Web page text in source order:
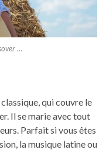
…
qui couvre le
Il se marie avec tout
Parfait si vous êtes
la musique latine ou